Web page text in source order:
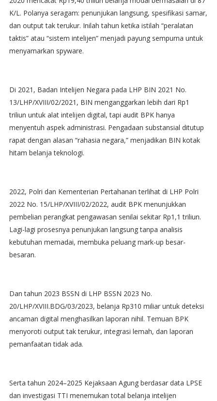
K/L. Polanya seragam: penunjukan langsung, spesifikasi samar,
dan output tak terukur. Inilah tahun ketika istilah “peralatan
taktis” atau “sistem intelijen” menjadi payung sempurna untuk
menyamarkan spyware.
Di 2021, Badan Intelijen Negara pada LHP BIN 2021 No.
13/LHP/XVIII/02/2021, BIN menganggarkan lebih dari Rp1
triliun untuk alat intelijen digital, tapi audit BPK hanya
menyentuh aspek administrasi. Pengadaan substansial ditutup
rapat dengan alasan “rahasia negara,” menjadikan BIN kotak
hitam belanja teknologi.
2022, Polri dan Kementerian Pertahanan terlihat di LHP Polri
2022 No. 15/LHP/XVIII/02/2022, audit BPK menunjukkan
pembelian perangkat pengawasan senilai sekitar Rp1,1 triliun.
Lagi-lagi prosesnya penunjukan langsung tanpa analisis
kebutuhan memadai, membuka peluang mark-up besar-
besaran.
Dan tahun 2023 BSSN di LHP BSSN 2023 No.
20/LHP/XVIII.BDG/03/2023, belanja Rp310 miliar untuk deteksi
ancaman digital menghasilkan laporan nihil. Temuan BPK
menyoroti output tak terukur, integrasi lemah, dan laporan
pemanfaatan tidak ada.
Serta tahun 2024–2025 Kejaksaan Agung berdasar data LPSE
dan investigasi TTI menemukan total belanja intelijen